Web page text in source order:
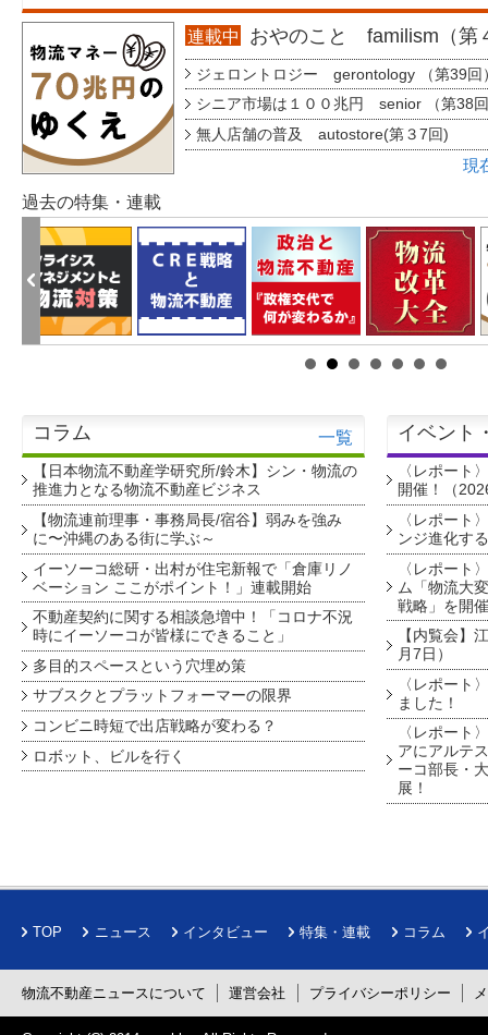
連載中 おやのこと familism（第
ジェロントロジー gerontology （第39回
シニア市場は１００兆円 senior （第38
無人店舗の普及 autostore(第３7回)
現
過去の特集・連載
コラム 一覧
【日本物流不動産学研究所/鈴木】シン・物流の
推進力となる物流不動産ビジネス
【物流連前理事・事務局長/宿谷】弱みを強み
に〜沖縄のある街に学ぶ～
イーソーコ総研・出村が住宅新報で「倉庫リノ
ベーション ここがポイント！」連載開始
不動産契約に関する相談急増中！「コロナ不況
時にイーソーコが皆様にできること」
多目的スペースという穴埋め策
サブスクとプラットフォーマーの限界
コンビニ時短で出店戦略が変わる？
ロボット、ビルを行く
イベント
〈レポート
開催！（
〈レポート
ンジ進化す
〈レポート
ム「物流大
戦略」を開
【内覧会】
月7日）
〈レポート
ました！
〈レポート
アにアルテ
ーコ部長・
展！
TOP ニュース インタビュー 特集・連載 コラム
物流不動産ニュースについて 運営会社 プライバシーポリシー